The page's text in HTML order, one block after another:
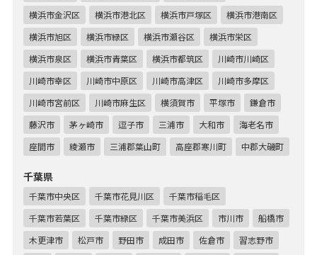
横浜市金沢区
横浜市港北区 横浜市戸塚区
横浜市港南区
横浜市旭区
横浜市緑区 横浜市瀬谷区
横浜市栄区
横浜市泉区
横浜市青葉区 横浜市都筑区
川崎市川崎区
川崎市幸区
川崎市中原区 川崎市高津区
川崎市多摩区
川崎市宮前区
川崎市麻生区 横須賀市 平塚市
鎌倉市
藤沢市
茅ヶ崎市 逗子市 三浦市 大和市
海老名市
座間市
綾瀬市 三浦郡葉山町 高座郡寒川町 中郡大磯町
千葉県
千葉市中央区 千葉市花見川区
千葉市稲毛区
千葉市若葉区
千葉市緑区 千葉市美浜区 市川市
船橋市
木更津市
松戸市 野田市 成田市 佐倉市
習志野市